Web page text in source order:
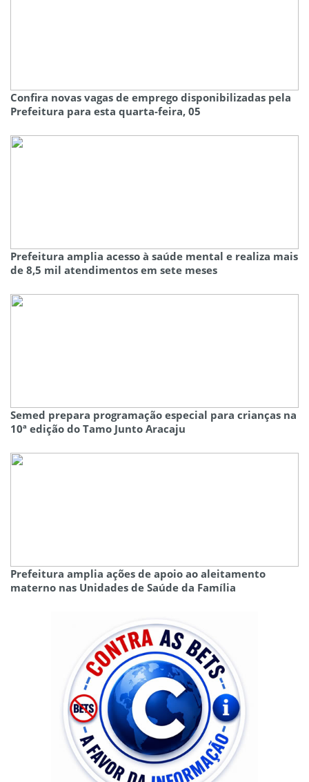
Confira novas vagas de emprego disponibilizadas pela
Prefeitura para esta quarta-feira, 05
Prefeitura amplia acesso à saúde mental e realiza mais
de 8,5 mil atendimentos em sete meses
Semed prepara programação especial para crianças na
10ª edição do Tamo Junto Aracaju
Prefeitura amplia ações de apoio ao aleitamento
materno nas Unidades de Saúde da Família